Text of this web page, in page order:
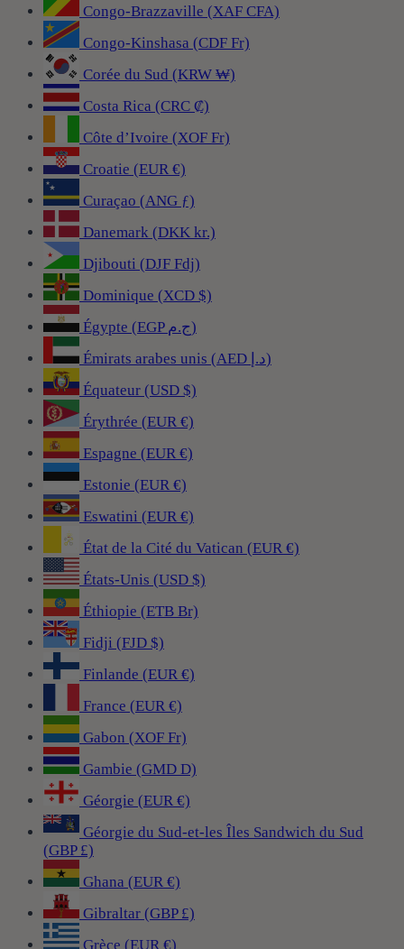
Congo-Brazzaville (XAF CFA)
Congo-Kinshasa (CDF Fr)
Corée du Sud (KRW ₩)
Costa Rica (CRC ₡)
Côte d’Ivoire (XOF Fr)
Croatie (EUR €)
Curaçao (ANG ƒ)
Danemark (DKK kr.)
Djibouti (DJF Fdj)
Dominique (XCD $)
Égypte (EGP ج.م)
Émirats arabes unis (AED د.إ)
Équateur (USD $)
Érythrée (EUR €)
Espagne (EUR €)
Estonie (EUR €)
Eswatini (EUR €)
État de la Cité du Vatican (EUR €)
États-Unis (USD $)
Éthiopie (ETB Br)
Fidji (FJD $)
Finlande (EUR €)
France (EUR €)
Gabon (XOF Fr)
Gambie (GMD D)
Géorgie (EUR €)
Géorgie du Sud-et-les Îles Sandwich du Sud
(GBP £)
Ghana (EUR €)
Gibraltar (GBP £)
Grèce (EUR €)